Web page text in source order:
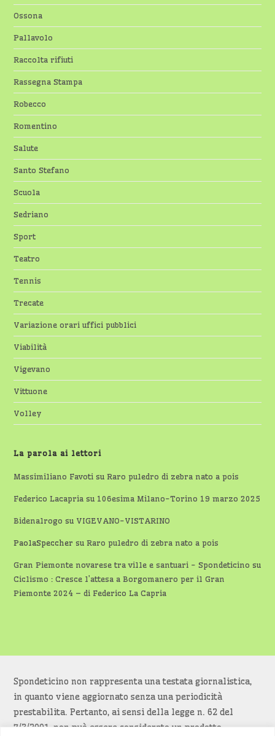
Ossona
Pallavolo
Raccolta rifiuti
Rassegna Stampa
Robecco
Romentino
Salute
Santo Stefano
Scuola
Sedriano
Sport
Teatro
Tennis
Trecate
Variazione orari uffici pubblici
Viabilità
Vigevano
Vittuone
Volley
La parola ai lettori
Massimiliano Favoti suRaro puledro di zebra nato a pois
Federico Lacapria su 106esima Milano-Torino 19 marzo 2025
Bidenalrogo su VIGEVANO-VISTARINO
PaolaSpeccher suRaro puledro di zebra nato a pois
Gran Piemonte novarese tra ville e santuari - Spondeticino su
Ciclismo : Cresce l’attesa a Borgomanero per il Gran
Piemonte 2024 – di Federico La Capria
Spondeticino non rappresenta una testata giornalistica,
in quanto viene aggiornato senza una periodicità
prestabilita. Pertanto, ai sensi della legge n. 62 del
7/3/2001, non può essere considerato un prodotto